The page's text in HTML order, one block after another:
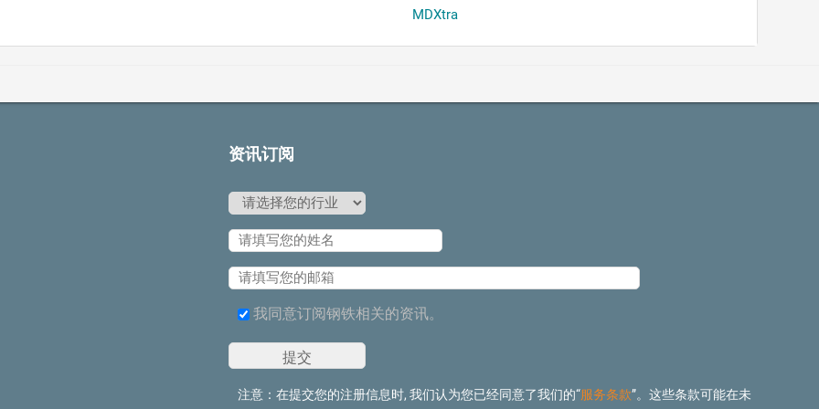
MDXtra
资讯订阅
我同意订阅钢铁相关的资讯。
注意：在提交您的注册信息时, 我们认为您已经同意了我们的“服务条款”。这些条款可能在未